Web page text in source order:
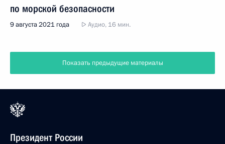
по морской безопасности
9 августа 2021 года Аудио, 16 мин.
Показать предыдущие материалы
Президент России